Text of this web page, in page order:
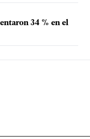
34 % en el